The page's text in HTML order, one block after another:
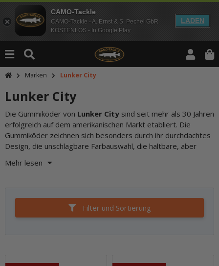
CAMO-Tackle
CAMO-Tackle - A. Ernst & S. Pechel GbR
KOSTENLOS - In Google Play
LADEN
Marken Lunker City
Lunker City
Die Gummiköder von Lunker City sind seit mehr als 30 Jahren
erfolgreich auf dem amerikanischen Markt etabliert. Die
Gummiköder zeichnen sich besonders durch ihr durchdachtes
Design, die unschlagbare Farbauswahl, die haltbare, aber
trotzdem weiche Gummimischung und ihre Fängigkeit aus.
Gummifische wie der Fin-S Fish, der Shaker (Salt Shaker), die
HellGies oder der Slug-Go sind bereits legendär in Raubfisch-
Anglerkreisen. Aber auch Neuheiten wie der SwimFish oder
der Ribster zeigen, dass Herb Reed weiterhin großen Wert
Mehr lesen
Filter und Sortierung